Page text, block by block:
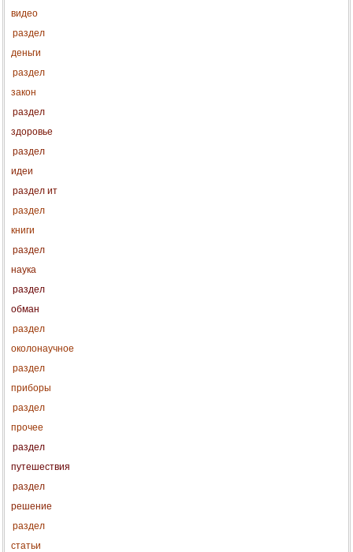
видео
раздел
деньги
раздел
закон
раздел
здоровье
раздел
идеи
раздел ит
раздел
книги
раздел
наука
раздел
обман
раздел
околонаучное
раздел
приборы
раздел
прочее
раздел
путешествия
раздел
решение
раздел
статьи